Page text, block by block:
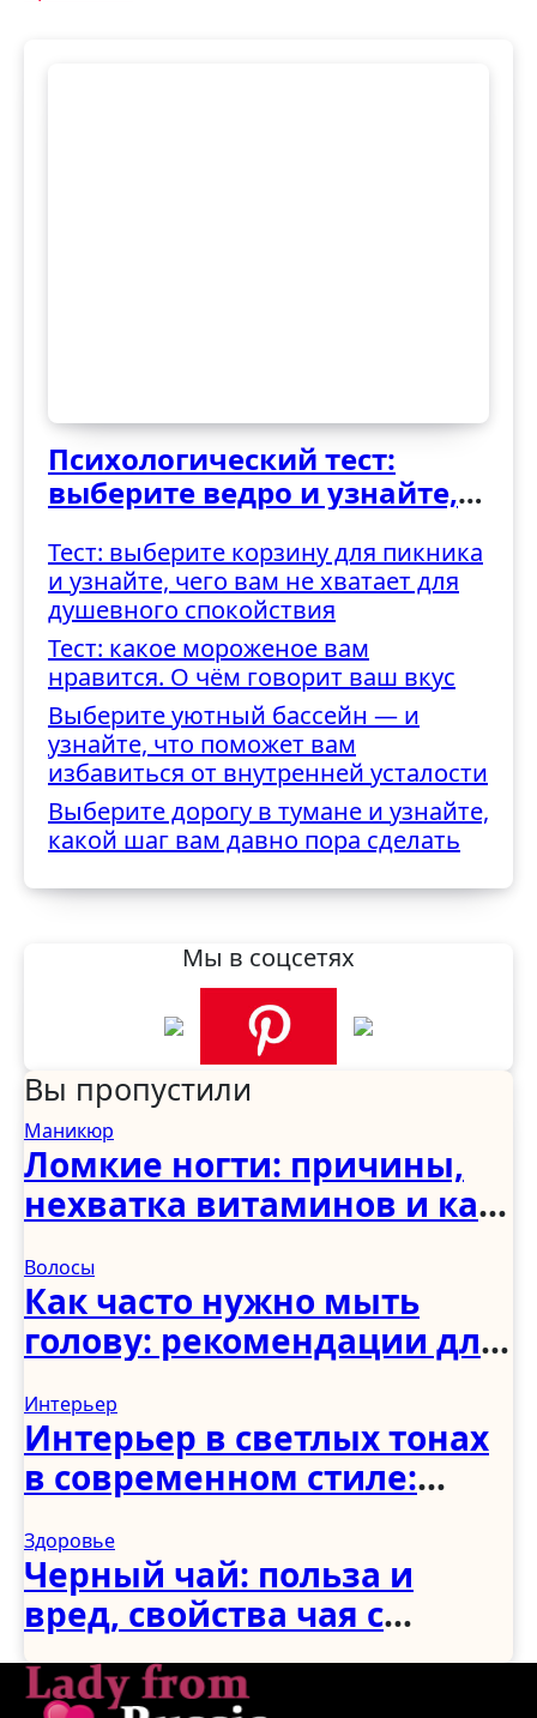
Психологический тест:
выберите ведро и узнайте,
трудностями
Тест: выберите корзину для пикника
и узнайте, чего вам не хватает для
душевного спокойствия
Тест: какое мороженое вам
нравится. О чём говорит ваш вкус
Выберите уютный бассейн — и
узнайте, что поможет вам
избавиться от внутренней усталости
Выберите дорогу в тумане и узнайте,
какой шаг вам давно пора сделать
Мы в соцсетях
Вы пропустили
Маникюр
Ломкие ногти: причины,
нехватка витаминов и как
условиях
Волосы
Как часто нужно мыть
голову: рекомендации для
Интерьер
Интерьер в светлых тонах
в современном стиле:
прихожая и коридор
Здоровье
Черный чай: польза и
вред, свойства чая с
молоком и чабрецом